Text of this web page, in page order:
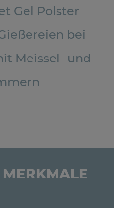
Gel Polster
bei
Meissel- und